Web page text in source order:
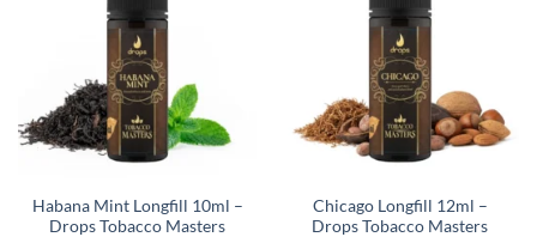
Habana Mint Longfill 10ml –
Drops Tobacco Masters
Chicago Longfill 12ml –
Drops Tobacco Masters